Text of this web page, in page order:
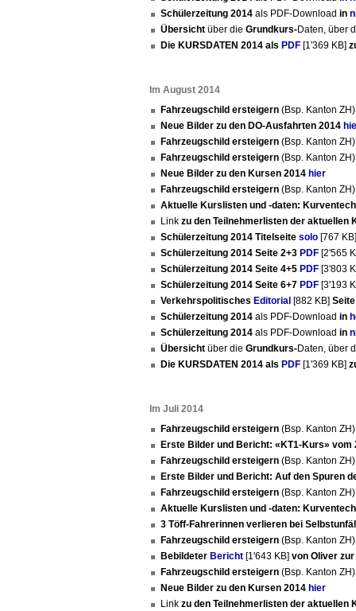
Schülerzeitung 2014 als PDF-Download in
Übersicht über die Grundkurs-Daten, über
Die KURSDATEN 2014 als PDF [1'369 KB]
Im August 2014
Fahrzeugschild ersteigern (Bsp. Kanton
Neue Bilder zu den DO-Ausfahrten 2014
Fahrzeugschild ersteigern (Bsp. Kanton
Fahrzeugschild ersteigern (Bsp. Kanton
Neue Bilder zu den Kursen 2014 hier
Fahrzeugschild ersteigern (Bsp. Kanton
Aktuelle Kurslisten und -daten:
Link zu den Teilnehmerlisten der aktuellen
Schülerzeitung 2014 Titelseite solo [767
Schülerzeitung 2014 Seite 2+3 PDF [2'565
Schülerzeitung 2014 Seite 4+5 PDF [3'803
Schülerzeitung 2014 Seite 6+7 PDF [3'193
Verkehrspolitisches Editorial [882 KB]
Schülerzeitung 2014 als PDF-Download in
Schülerzeitung 2014 als PDF-Download in
Übersicht über die Grundkurs-Daten, über
Die KURSDATEN 2014 als PDF [1'369 KB]
Im Juli 2014
Fahrzeugschild ersteigern (Bsp. Kanton
Erste Bilder und Bericht: «KT1-Kurs» vom
Fahrzeugschild ersteigern (Bsp. Kanton
Erste Bilder und Bericht: Auf den Spuren
Fahrzeugschild ersteigern (Bsp. Kanton
Aktuelle Kurslisten und -daten:
3 Töff-Fahrerinnen verlieren bei
Fahrzeugschild ersteigern (Bsp. Kanton
Bebildeter Bericht [1'643 KB] von Oliver zur
Fahrzeugschild ersteigern (Bsp. Kanton
Neue Bilder zu den Kursen 2014 hier
Link zu den Teilnehmerlisten der aktuellen